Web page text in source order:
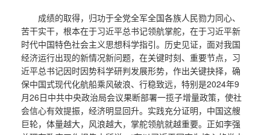
成绩的取得，归功于全党全军全国各族人民勠力同心、
苦干实干，根本在于习近平总书记领航掌舵，在于习近平新
时代中国特色社会主义思想科学指引。历史见证，面对我国
经济运行出现的新情况新问题，在关键时刻、重要节点，习
近平总书记因时因势科学研判发展形势，作出关键抉择，确
保中国式现代化航船乘风破浪、行稳致远，特别是2024年9
月26日中共中央政治局会议果断部署一揽子增量政策，使社
会信心有效提振，经济明显回升。实践充分证明，中国这艘
巨轮，体量越大，风浪越大，掌舵领航就越重要。正如李强